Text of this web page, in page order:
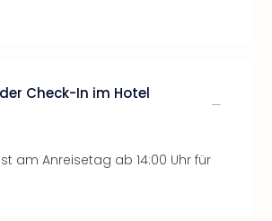
Check-In im Hotel
am Anreisetag ab 14:00 Uhr für